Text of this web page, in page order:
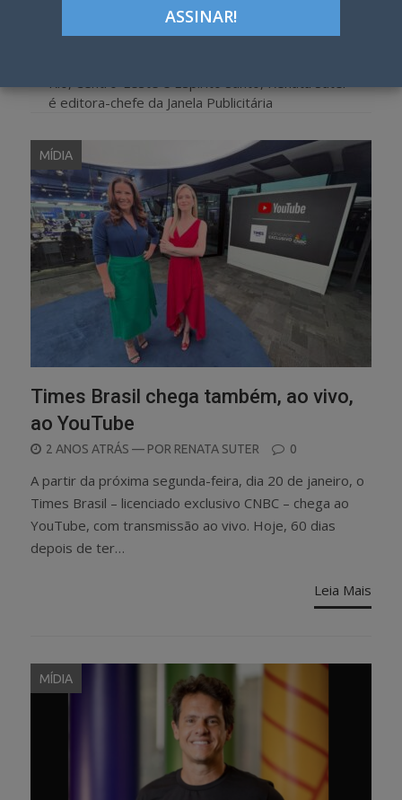
Rio, Centro-Leste e Espírito Santo, Renata Suter
é editora-chefe da Janela Publicitária
MÍDIA
Times Brasil chega também, ao vivo,
ao YouTube
POSTED
2 ANOS ATRÁS — POR RENATA SUTER 0
A partir da próxima segunda-feira, dia 20 de janeiro, o
Times Brasil – licenciado exclusivo CNBC – chega ao
YouTube, com transmissão ao vivo. Hoje, 60 dias
depois de ter…
Leia Mais
MÍDIA